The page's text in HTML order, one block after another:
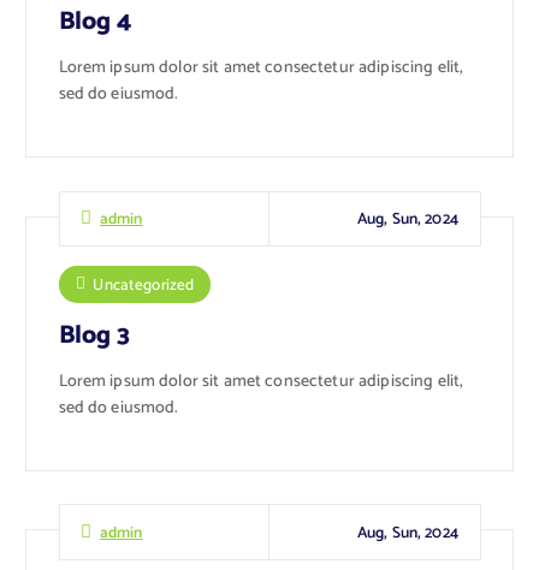
Blog 4
Lorem ipsum dolor sit amet consectetur adipiscing elit,
sed do eiusmod.
admin Aug, Sun, 2024
Uncategorized
Blog 3
Lorem ipsum dolor sit amet consectetur adipiscing elit,
sed do eiusmod.
admin Aug, Sun, 2024